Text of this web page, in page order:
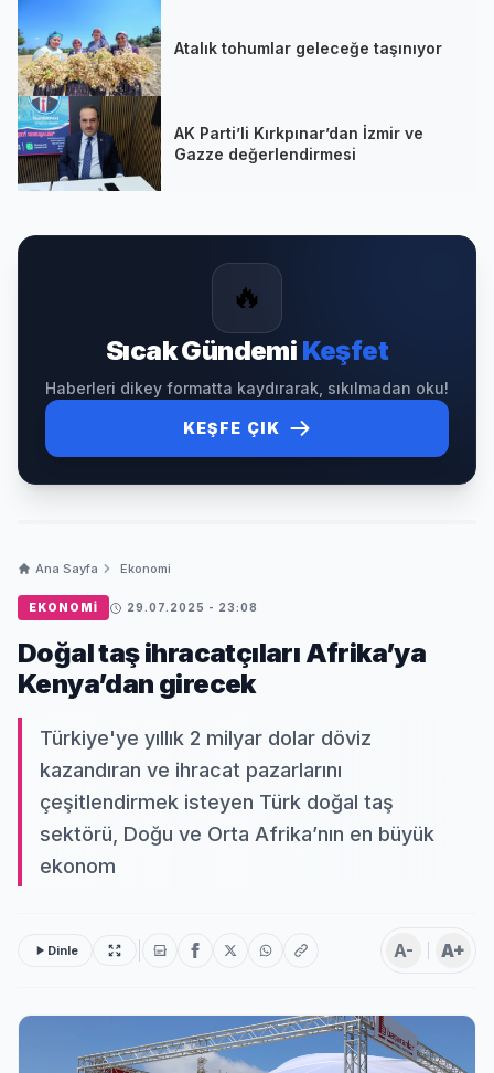
Atalık tohumlar geleceğe taşınıyor
AK Parti’li Kırkpınar’dan İzmir ve
Gazze değerlendirmesi
🔥
Sıcak Gündemi Keşfet
Haberleri dikey formatta kaydırarak, sıkılmadan oku!
KEŞFE ÇIK
Ana Sayfa Ekonomi
EKONOMI 29.07.2025 - 23:08
Doğal taş ihracatçıları Afrika’ya
Kenya’dan girecek
Türkiye'ye yıllık 2 milyar dolar döviz
kazandıran ve ihracat pazarlarını
çeşitlendirmek isteyen Türk doğal taş
sektörü, Doğu ve Orta Afrika’nın en büyük
ekonom
Dinle A- A+